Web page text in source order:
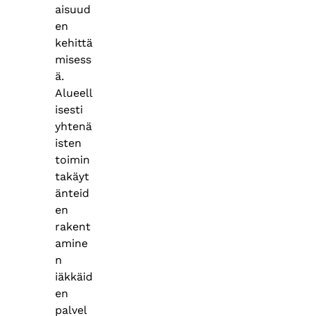
aisuud
en
kehittä
misess
ä.
Alueell
isesti
yhtenä
isten
toimin
takäyt
änteid
en
rakent
amine
n
iäkkäid
en
palvel